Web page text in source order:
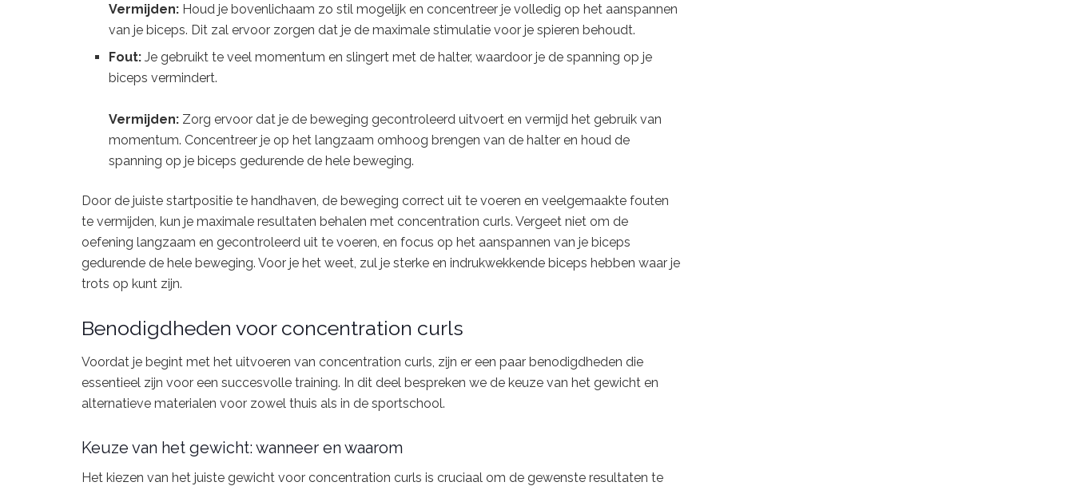
Vermijden: Houd je bovenlichaam zo stil mogelijk en concentreer je volledig op het aanspannen
van je biceps. Dit zal ervoor zorgen dat je de maximale stimulatie voor je spieren behoudt.
Fout: Je gebruikt te veel momentum en slingert met de halter, waardoor je de spanning op je
biceps vermindert.
Vermijden: Zorg ervoor dat je de beweging gecontroleerd uitvoert en vermijd het gebruik van
momentum. Concentreer je op het langzaam omhoog brengen van de halter en houd de
spanning op je biceps gedurende de hele beweging.
Door de juiste startpositie te handhaven, de beweging correct uit te voeren en veelgemaakte fouten
te vermijden, kun je maximale resultaten behalen met concentration curls. Vergeet niet om de
oefening langzaam en gecontroleerd uit te voeren, en focus op het aanspannen van je biceps
gedurende de hele beweging. Voor je het weet, zul je sterke en indrukwekkende biceps hebben waar je
trots op kunt zijn.
Benodigdheden voor concentration curls
Voordat je begint met het uitvoeren van concentration curls, zijn er een paar benodigdheden die
essentieel zijn voor een succesvolle training. In dit deel bespreken we de keuze van het gewicht en
alternatieve materialen voor zowel thuis als in de sportschool.
Keuze van het gewicht: wanneer en waarom
Het kiezen van het juiste gewicht voor concentration curls is cruciaal om de gewenste resultaten te